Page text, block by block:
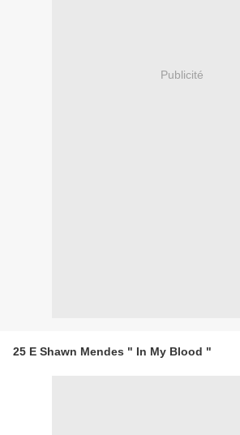
Publicité
25 E Shawn Mendes " In My Blood "